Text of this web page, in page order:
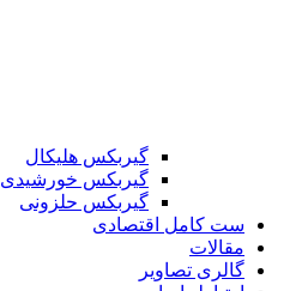
گیربکس هلیکال
گیربکس خورشیدی
گیربکس حلزونی
ست کامل اقتصادی
مقالات
گالری تصاویر